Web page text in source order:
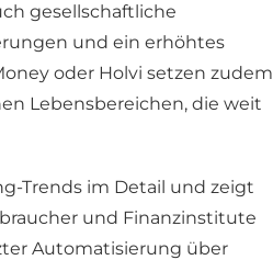
gesellschaftliche
und ein erhöhtes
oder Holvi setzen zudem
Lebensbereichen, die weit
Trends im Detail und zeigt
und Finanzinstitute
Automatisierung über